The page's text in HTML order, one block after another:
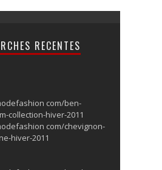
RECENTES
com/ben-
collection-hiver-2011
com/chevignon-
hiver-2011